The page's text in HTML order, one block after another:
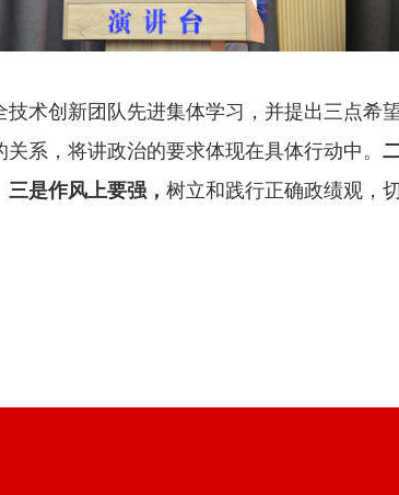
术创新团队先进集体学习，并提出三点希望
系，将讲政治的要求体现在具体行动中。
三是作风上要强， 树立和践行正确政绩观，